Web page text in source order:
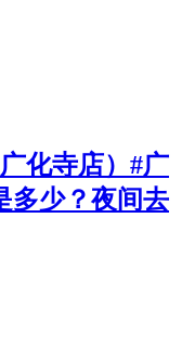
化寺店）#广
多少？夜间去